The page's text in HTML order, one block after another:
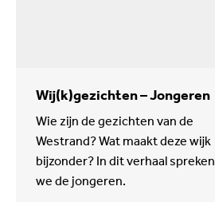
Wij(k)gezichten – Jongeren
Wie zijn de gezichten van de
Westrand? Wat maakt deze wijk
bijzonder? In dit verhaal spreken
we de jongeren.